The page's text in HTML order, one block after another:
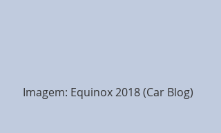
Imagem: Equinox 2018 (Car Blog)